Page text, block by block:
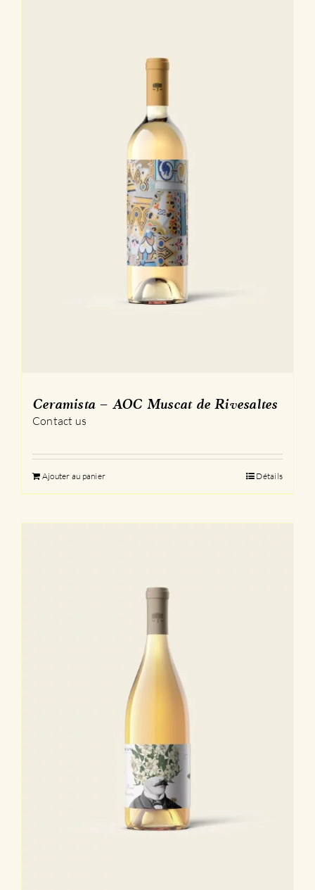
Ceramista – AOC Muscat de Rivesaltes
Contact us
Ajouter au panier Détails